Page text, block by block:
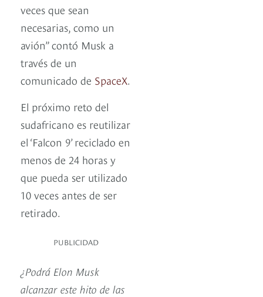
veces que sean
necesarias, como un
avión” contó Musk a
través de un
comunicado de SpaceX.
El próximo reto del
sudafricano es reutilizar
el ‘Falcon 9’ reciclado en
menos de 24 horas y
que pueda ser utilizado
10 veces antes de ser
retirado.
PUBLICIDAD
¿Podrá Elon Musk
alcanzar este hito de las